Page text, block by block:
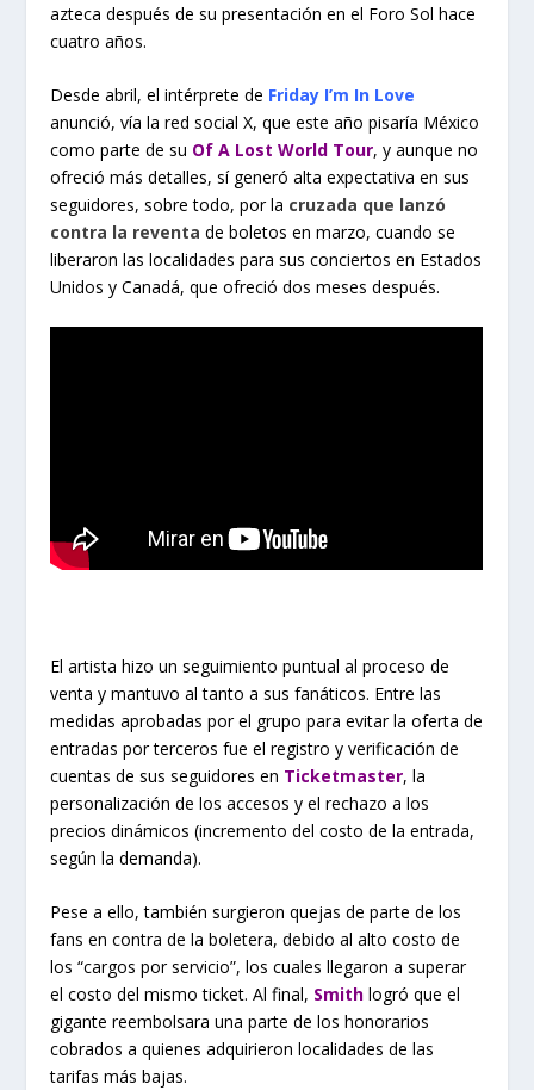
azteca después de su presentación en el Foro Sol hace
cuatro años.
Desde abril, el intérprete de Friday I’m In Love
anunció, vía la red social X, que este año pisaría México
como parte de su Of A Lost World Tour, y aunque no
ofreció más detalles, sí generó alta expectativa en sus
seguidores, sobre todo, por la cruzada que lanzó
contra la reventa de boletos en marzo, cuando se
liberaron las localidades para sus conciertos en Estados
Unidos y Canadá, que ofreció dos meses después.
El artista hizo un seguimiento puntual al proceso de
venta y mantuvo al tanto a sus fanáticos. Entre las
medidas aprobadas por el grupo para evitar la oferta de
entradas por terceros fue el registro y verificación de
cuentas de sus seguidores en Ticketmaster, la
personalización de los accesos y el rechazo a los
precios dinámicos (incremento del costo de la entrada,
según la demanda).
Pese a ello, también surgieron quejas de parte de los
fans en contra de la boletera, debido al alto costo de
los “cargos por servicio”, los cuales llegaron a superar
el costo del mismo ticket. Al final, Smith logró que el
gigante reembolsara una parte de los honorarios
cobrados a quienes adquirieron localidades de las
tarifas más bajas.